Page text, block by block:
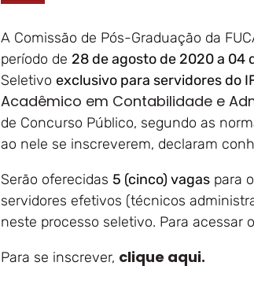
A Comissão de Pós-Graduação da
período de 28 de agosto de 2020 a 04
Seletivo exclusivo para servidores do
Acadêmico em Contabilidade e
de Concurso Público, segundo as
ao nele se inscreverem, declaram
Serão oferecidas 5 (cinco) vagaspara
servidores efetivos (técnicos
neste processo seletivo. Para acessar
Para se inscrever, clique aqui.